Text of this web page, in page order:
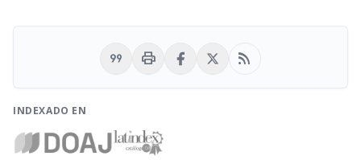
format_quote print rss_feed
INDEXADO EN